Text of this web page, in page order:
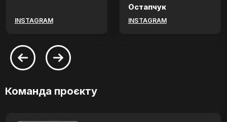
INSTAGRAM
Остапчук
INSTAGRAM
Команда проєкту